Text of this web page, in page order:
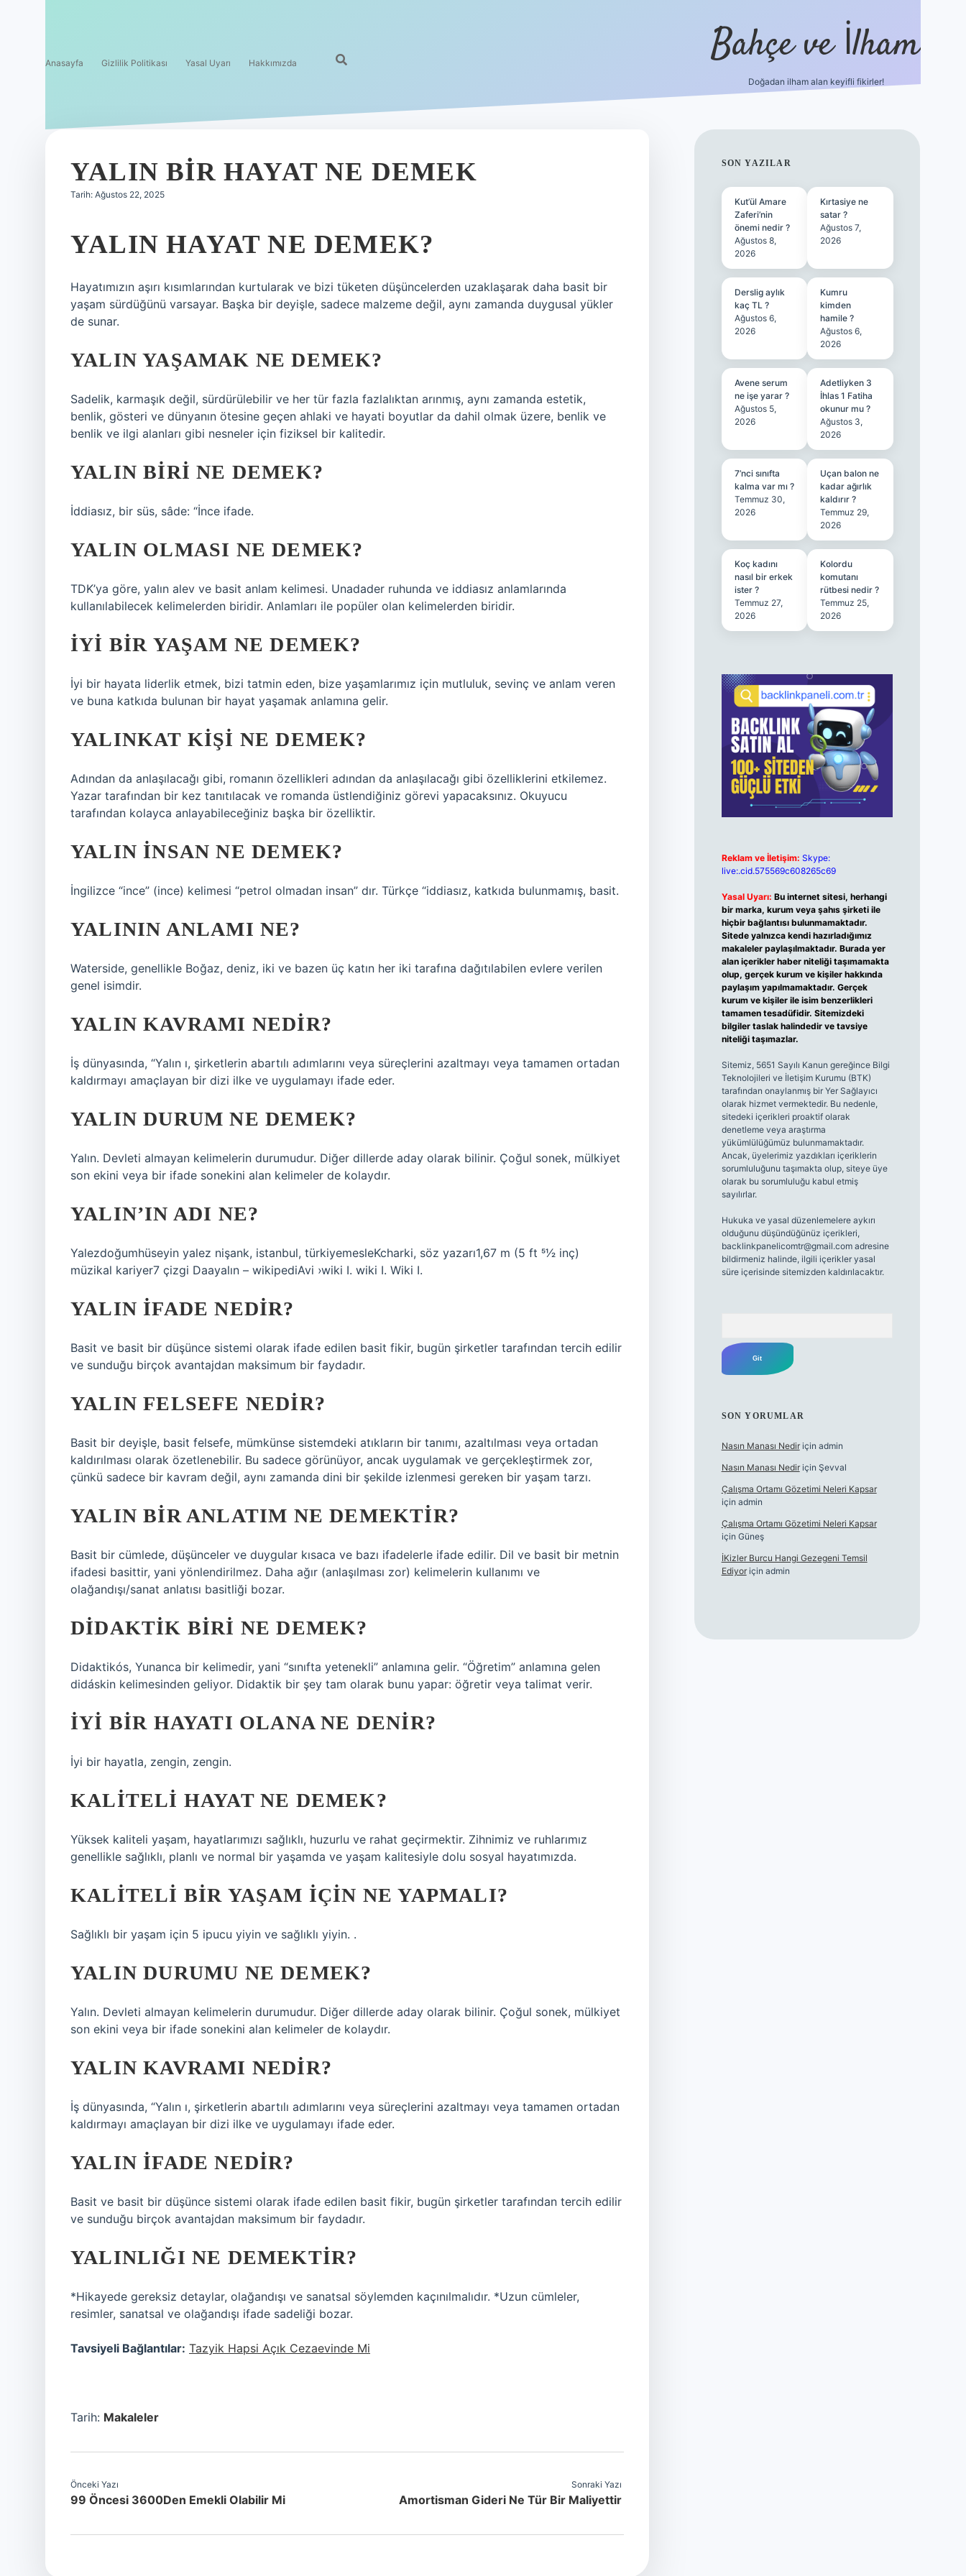
Anasayfa Gizlilik Politikası Yasal Uyarı Hakkımızda Bahçe ve İlham
Doğadan ilham alan keyifli fikirler!
YALIN BIR HAYAT NE DEMEK
Tarih: Ağustos 22, 2025
YALIN HAYAT NE DEMEK?
Hayatımızın aşırı kısımlarından kurtularak ve bizi tüketen düşüncelerden uzaklaşarak daha basit bir
yaşam sürdüğünü varsayar. Başka bir deyişle, sadece malzeme değil, aynı zamanda duygusal yükler
de sunar.
YALIN YAŞAMAK NE DEMEK?
Sadelik, karmaşık değil, sürdürülebilir ve her tür fazla fazlalıktan arınmış, aynı zamanda estetik,
benlik, gösteri ve dünyanın ötesine geçen ahlaki ve hayati boyutlar da dahil olmak üzere, benlik ve
benlik ve ilgi alanları gibi nesneler için fiziksel bir kalitedir.
YALIN BIRI NE DEMEK?
İddiasız, bir süs, sâde: “İnce ifade.
YALIN OLMASI NE DEMEK?
TDK’ya göre, yalın alev ve basit anlam kelimesi. Unadader ruhunda ve iddiasız anlamlarında
kullanılabilecek kelimelerden biridir. Anlamları ile popüler olan kelimelerden biridir.
İYI BIR YAŞAM NE DEMEK?
İyi bir hayata liderlik etmek, bizi tatmin eden, bize yaşamlarımız için mutluluk, sevinç ve anlam veren
ve buna katkıda bulunan bir hayat yaşamak anlamına gelir.
YALINKAT KIŞI NE DEMEK?
Adından da anlaşılacağı gibi, romanın özellikleri adından da anlaşılacağı gibi özelliklerini etkilemez.
Yazar tarafından bir kez tanıtılacak ve romanda üstlendiğiniz görevi yapacaksınız. Okuyucu
tarafından kolayca anlayabileceğiniz başka bir özelliktir.
YALIN INSAN NE DEMEK?
İngilizce “ince” (ince) kelimesi “petrol olmadan insan” dır. Türkçe “iddiasız, katkıda bulunmamış, basit.
YALININ ANLAMI NE?
Waterside, genellikle Boğaz, deniz, iki ve bazen üç katın her iki tarafına dağıtılabilen evlere verilen
genel isimdir.
YALIN KAVRAMI NEDIR?
İş dünyasında, “Yalın ı, şirketlerin abartılı adımlarını veya süreçlerini azaltmayı veya tamamen ortadan
kaldırmayı amaçlayan bir dizi ilke ve uygulamayı ifade eder.
YALIN DURUM NE DEMEK?
Yalın. Devleti almayan kelimelerin durumudur. Diğer dillerde aday olarak bilinir. Çoğul sonek, mülkiyet
son ekini veya bir ifade sonekini alan kelimeler de kolaydır.
YALIN’IN ADI NE?
Yalezdoğumhüseyin yalez nişank, istanbul, türkiyemesleKcharki, söz yazarı1,67 m (5 ft 51⁄2 inç)
müzikal kariyer7 çizgi Daayalın – wikipediAvi ›wiki I. wiki I. Wiki I.
YALIN IFADE NEDIR?
Basit ve basit bir düşünce sistemi olarak ifade edilen basit fikir, bugün şirketler tarafından tercih edilir
ve sunduğu birçok avantajdan maksimum bir faydadır.
YALIN FELSEFE NEDIR?
Basit bir deyişle, basit felsefe, mümkünse sistemdeki atıkların bir tanımı, azaltılması veya ortadan
kaldırılması olarak özetlenebilir. Bu sadece görünüyor, ancak uygulamak ve gerçekleştirmek zor,
çünkü sadece bir kavram değil, aynı zamanda dini bir şekilde izlenmesi gereken bir yaşam tarzı.
YALIN BIR ANLATIM NE DEMEKTIR?
Basit bir cümlede, düşünceler ve duygular kısaca ve bazı ifadelerle ifade edilir. Dil ve basit bir metnin
ifadesi basittir, yani yönlendirilmez. Daha ağır (anlaşılması zor) kelimelerin kullanımı ve
olağandışı/sanat anlatısı basitliği bozar.
DIDAKTIK BIRI NE DEMEK?
Didaktikós, Yunanca bir kelimedir, yani “sınıfta yetenekli” anlamına gelir. “Öğretim” anlamına gelen
didáskin kelimesinden geliyor. Didaktik bir şey tam olarak bunu yapar: öğretir veya talimat verir.
İYI BIR HAYATI OLANA NE DENIR?
İyi bir hayatla, zengin, zengin.
KALITELI HAYAT NE DEMEK?
Yüksek kaliteli yaşam, hayatlarımızı sağlıklı, huzurlu ve rahat geçirmektir. Zihnimiz ve ruhlarımız
genellikle sağlıklı, planlı ve normal bir yaşamda ve yaşam kalitesiyle dolu sosyal hayatımızda.
KALITELI BIR YAŞAM IÇIN NE YAPMALI?
Sağlıklı bir yaşam için 5 ipucu yiyin ve sağlıklı yiyin. .
YALIN DURUMU NE DEMEK?
Yalın. Devleti almayan kelimelerin durumudur. Diğer dillerde aday olarak bilinir. Çoğul sonek, mülkiyet
son ekini veya bir ifade sonekini alan kelimeler de kolaydır.
YALIN KAVRAMI NEDIR?
İş dünyasında, “Yalın ı, şirketlerin abartılı adımlarını veya süreçlerini azaltmayı veya tamamen ortadan
kaldırmayı amaçlayan bir dizi ilke ve uygulamayı ifade eder.
YALIN IFADE NEDIR?
Basit ve basit bir düşünce sistemi olarak ifade edilen basit fikir, bugün şirketler tarafından tercih edilir
ve sunduğu birçok avantajdan maksimum bir faydadır.
YALINLIĞI NE DEMEKTIR?
*Hikayede gereksiz detaylar, olağandışı ve sanatsal söylemden kaçınılmalıdır. *Uzun cümleler,
resimler, sanatsal ve olağandışı ifade sadeliği bozar.
Tavsiyeli Bağlantılar: Tazyik Hapsi Açık Cezaevinde Mi
Tarih: Makaleler
Önceki Yazı
99 Öncesi 3600Den Emekli Olabilir Mi
Sonraki Yazı
Amortisman Gideri Ne Tür Bir Maliyettir
SIDEBAR
SON YAZILAR
Kut’ül Amare
Zaferi’nin
önemi nedir ?
Ağustos 8,
2026
Kırtasiye ne
satar ?
Ağustos 7,
2026
Derslig aylık
kaç TL ?
Ağustos 6,
2026
Kumru
kimden
hamile ?
Ağustos 6,
2026
Avene serum
ne işe yarar ?
Ağustos 5,
2026
Adetliyken 3
İhlas 1 Fatiha
okunur mu ?
Ağustos 3,
2026
7’nci sınıfta
kalma var mı ?
Temmuz 30,
2026
Uçan balon ne
kadar ağırlık
kaldırır ?
Temmuz 29,
2026
Koç kadını
nasıl bir erkek
ister ?
Temmuz 27,
2026
Kolordu
komutanı
rütbesi nedir ?
Temmuz 25,
2026
Reklam ve İletişim: Skype:
live:.cid.575569c608265c69
Yasal Uyarı: Bu internet sitesi, herhangi
bir marka, kurum veya şahıs şirketi ile
hiçbir bağlantısı bulunmamaktadır.
Sitede yalnızca kendi hazırladığımız
makaleler paylaşılmaktadır. Burada yer
alan içerikler haber niteliği taşımamakta
olup, gerçek kurum ve kişiler hakkında
paylaşım yapılmamaktadır. Gerçek
kurum ve kişiler ile isim benzerlikleri
tamamen tesadüfidir. Sitemizdeki
bilgiler taslak halindedir ve tavsiye
niteliği taşımazlar.
Sitemiz, 5651 Sayılı Kanun gereğince Bilgi
Teknolojileri ve İletişim Kurumu (BTK)
tarafından onaylanmış bir Yer Sağlayıcı
olarak hizmet vermektedir. Bu nedenle,
sitedeki içerikleri proaktif olarak
denetleme veya araştırma
yükümlülüğümüz bulunmamaktadır.
Ancak, üyelerimiz yazdıkları içeriklerin
sorumluluğunu taşımakta olup, siteye üye
olarak bu sorumluluğu kabul etmiş
sayılırlar.
Hukuka ve yasal düzenlemelere aykırı
olduğunu düşündüğünüz içerikleri,
backlinkpanelicomtr@gmail.comadresine
bildirmeniz halinde, ilgili içerikler yasal
süre içerisinde sitemizden kaldırılacaktır.
SON YORUMLAR
Nasın Manası Nediriçin admin
Nasın Manası Nediriçin Şevval
Çalışma Ortamı Gözetimi Neleri Kapsar
için admin
Çalışma Ortamı Gözetimi Neleri Kapsar
için Güneş
İKizler Burcu Hangi Gezegeni Temsil
Ediyoriçin admin
ilbet yeni